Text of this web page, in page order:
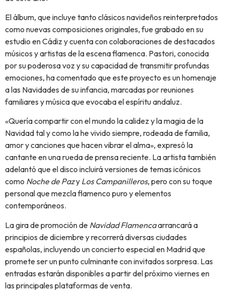
El álbum, que incluye tanto clásicos navideños reinterpretados
como nuevas composiciones originales, fue grabado en su
estudio en Cádiz y cuenta con colaboraciones de destacados
músicos y artistas de la escena flamenca. Pastori, conocida
por su poderosa voz y su capacidad de transmitir profundas
emociones, ha comentado que este proyecto es un homenaje
a las Navidades de su infancia, marcadas por reuniones
familiares y música que evocaba el espíritu andaluz.
«Quería compartir con el mundo la calidez y la magia de la
Navidad tal y como la he vivido siempre, rodeada de familia,
amor y canciones que hacen vibrar el alma», expresó la
cantante en una rueda de prensa reciente. La artista también
adelantó que el disco incluirá versiones de temas icónicos
como Noche de Pazy Los Campanilleros, pero con su toque
personal que mezcla flamenco puro y elementos
contemporáneos.
La gira de promoción de Navidad Flamencaarrancará a
principios de diciembre y recorrerá diversas ciudades
españolas, incluyendo un concierto especial en Madrid que
promete ser un punto culminante con invitados sorpresa. Las
entradas estarán disponibles a partir del próximo viernes en
las principales plataformas de venta.